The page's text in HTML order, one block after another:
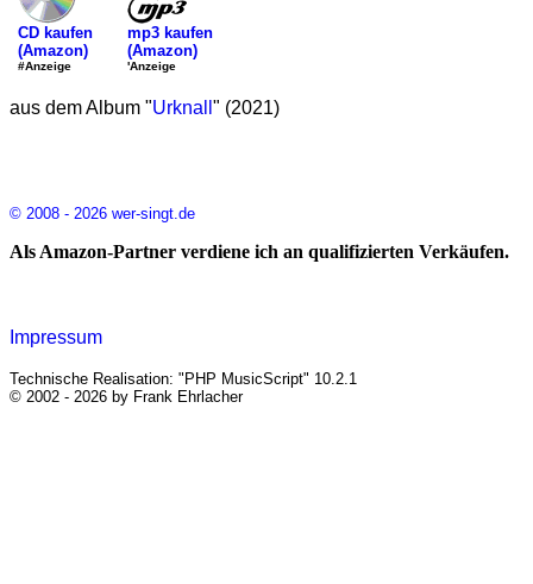
CD kaufen
(Amazon)
#Anzeige
mp3 kaufen
(Amazon)
'Anzeige
aus dem Album "Urknall " (2021)
© 2008 - 2026 wer-singt.de
Als Amazon-Partner verdiene ich an qualifizierten Verkäufen.
Impressum
Technische Realisation: "PHP MusicScript" 10.2.1
© 2002 - 2026 by Frank Ehrlacher